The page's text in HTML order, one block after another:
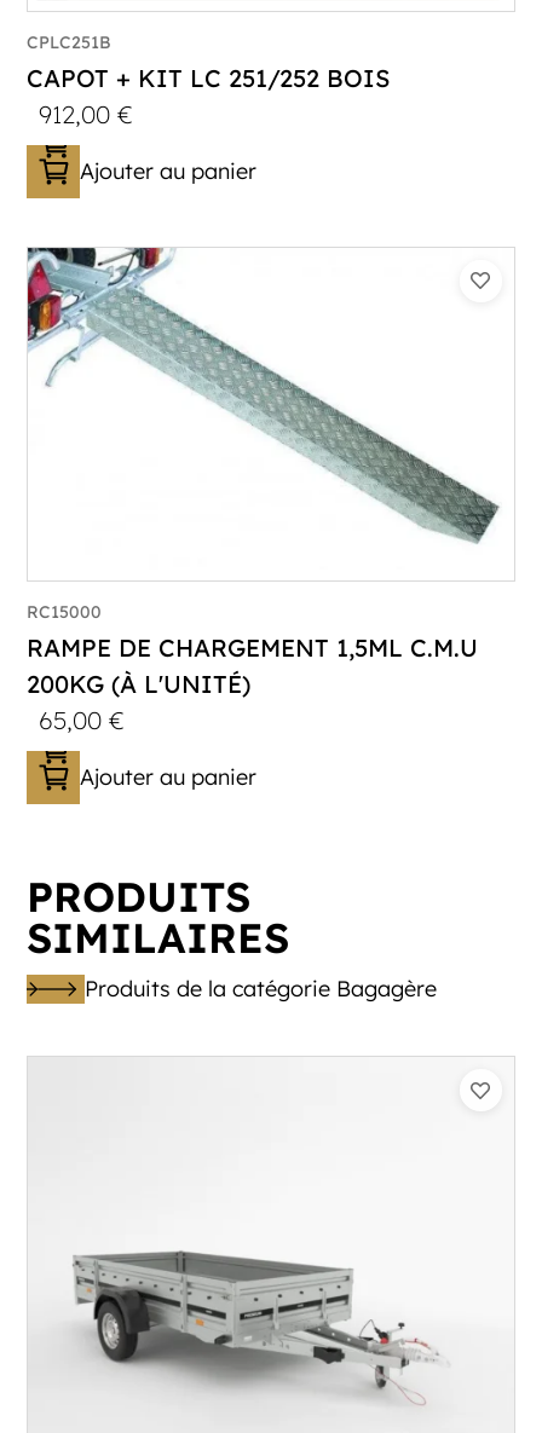
CPLC251B
CAPOT + KIT LC 251/252 BOIS
912,00€
Ajouter au panier
RC15000
RAMPE DE CHARGEMENT 1,5ML C.M.U
200KG (À L'UNITÉ)
65,00€
Ajouter au panier
PRODUITS
SIMILAIRES
Produits de la catégorie Bagagère